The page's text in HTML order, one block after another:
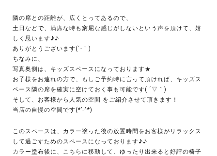
隣の席との距離が、広くとってあるので、
土日などで、満席な時も窮屈な感じがしないという声を頂けて、嬉
しく思います♪♪
ありがとうございます(´-｀)
ちなみに、
写真奥側は、キッズスペースになっております★
お子様をお連れの方で、もしご予約時に言って頂ければ、キッズス
ペース隣の席を確実に空けておく事も可能です( ´▽｀)
そして、お客様から人気の空間 をご紹介させて頂きます！
当店の自慢の空間です(*’-^*)
このスペースは、カラー塗った後の放置時間をお客様がリラックス
して過ごすためのスペースになっております♪♪
カラー塗布後に、こちらに移動して、ゆったり出来ると好評の椅子